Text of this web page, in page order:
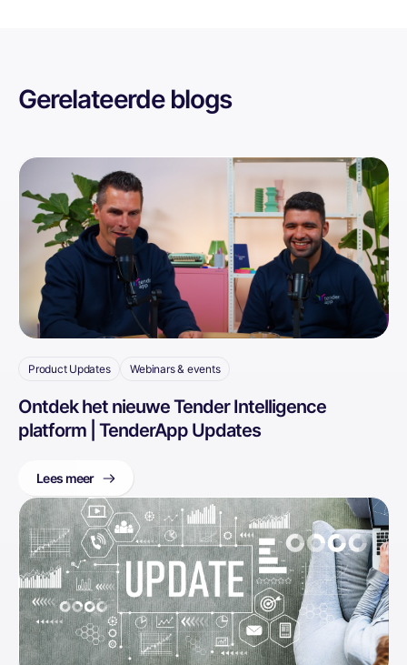
Gerelateerde blogs
Product Updates Webinars & events
Ontdek het nieuwe Tender Intelligence
platform | TenderApp Updates
Lees meer